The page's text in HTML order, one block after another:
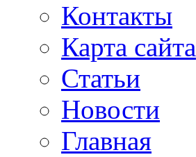
Контакты
Карта сайта
Статьи
Новости
Главная